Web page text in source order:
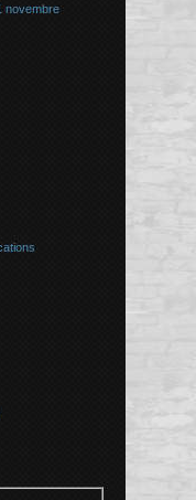
novembre